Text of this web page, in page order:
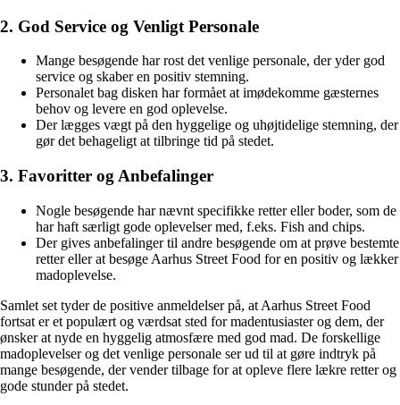
2. God Service og Venligt Personale
Mange besøgende har rost det venlige personale, der yder god
service og skaber en positiv stemning.
Personalet bag disken har formået at imødekomme gæsternes
behov og levere en god oplevelse.
Der lægges vægt på den hyggelige og uhøjtidelige stemning, der
gør det behageligt at tilbringe tid på stedet.
3. Favoritter og Anbefalinger
Nogle besøgende har nævnt specifikke retter eller boder, som de
har haft særligt gode oplevelser med, f.eks. Fish and chips.
Der gives anbefalinger til andre besøgende om at prøve bestemte
retter eller at besøge Aarhus Street Food for en positiv og lækker
madoplevelse.
Samlet set tyder de positive anmeldelser på, at Aarhus Street Food
fortsat er et populært og værdsat sted for madentusiaster og dem, der
ønsker at nyde en hyggelig atmosfære med god mad. De forskellige
madoplevelser og det venlige personale ser ud til at gøre indtryk på
mange besøgende, der vender tilbage for at opleve flere lækre retter og
gode stunder på stedet.